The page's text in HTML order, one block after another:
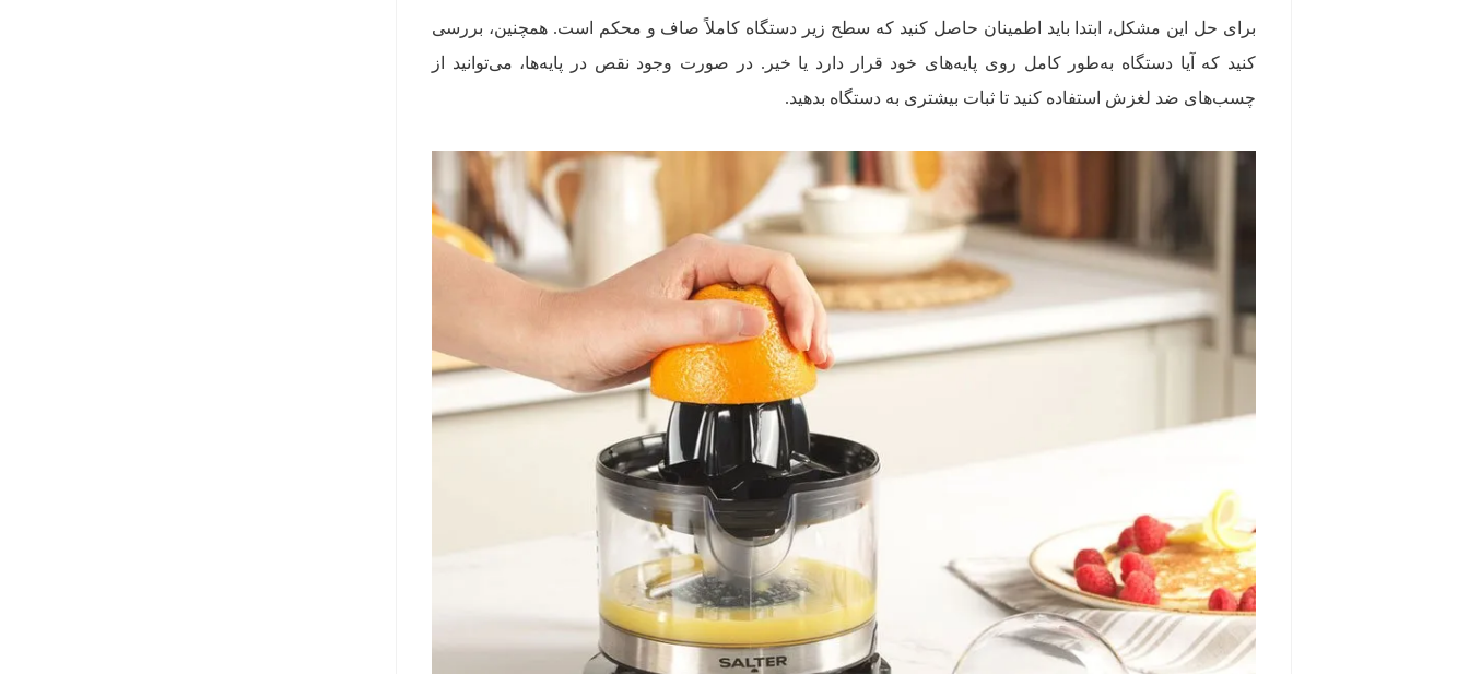
برای حل این مشکل، ابتدا باید اطمینان حاصل کنید که سطح زیر دستگاه کاملاً صاف و محکم است. همچنین، بررسی
کنید که آیا دستگاه به‌طور کامل روی پایه‌های خود قرار دارد یا خیر. در صورت وجود نقص در پایه‌ها، می‌توانید از
چسب‌های ضد لغزش استفاده کنید تا ثبات بیشتری به دستگاه بدهید.